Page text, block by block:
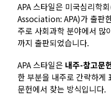
APA 스타일은 미국심리
Association: APA)가 출판
주로 사회과학 분야에서 많
까지 출판되었습니다.
APA 스타일은 내주-참고문
한 부분을 내주로 간략하게
문헌에서 찾는 방식입니다.